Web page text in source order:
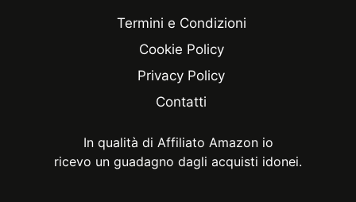
Termini e Condizioni
Cookie Policy
Privacy Policy
Contatti
In qualità di Affiliato Amazon io
ricevo un guadagno dagli acquisti idonei.